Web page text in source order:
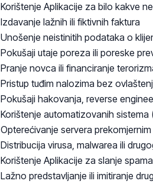
Korištenje Aplikacije za bilo kakve
Izdavanje lažnih ili fiktivnih faktura
Unošenje neistinitih podataka o
Pokušaji utaje poreza ili poreske
Pranje novca ili financiranje
Pristup tuđim nalozima bez
Pokušaji hakovanja, reverse
Korištenje automatizovanih
Opterećivanje servera
Distribucija virusa, malwarea ili
Korištenje Aplikacije za slanje
Lažno predstavljanje ili imitiranje